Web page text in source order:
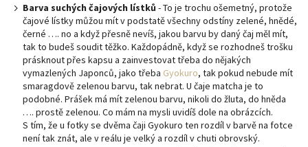
Barva suchých čajových lístků - To je trochu ošemetný, protože
čajové lístky můžou mít v podstatě všechny odstíny zelené, hnědé,
černé …. no a když přesně nevíš, jakou barvu by daný čaj měl mít,
tak to budeš soudit těžko. Každopádně, když se rozhodneš trošku
prásknout přes kapsu a zainvestovat třeba do nějakých
vymazlených Japonců, jako třeba Gyokuro, tak pokud nebude mít
smaragdově zelenou barvu, tak nebrat. U čaje matcha je to
podobné. Prášek má mít zelenou barvu, nikoli do žluta, do hněda
…. prostě zelenou. Co mám na mysli uvidíš dole na obrázcích.
S tím, že u fotky se dvěma čaji Gyokuro ten rozdíl v barvě na fotce
není tak znát, ale v reálu je velký a rozdíl v chuti obrovský.